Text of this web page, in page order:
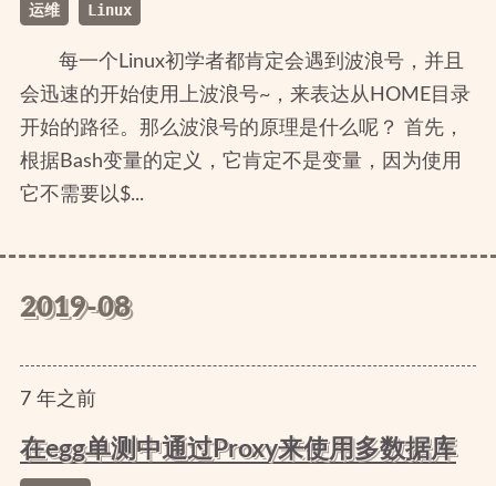
运维 Linux
每一个Linux初学者都肯定会遇到波浪号，并且
会迅速的开始使用上波浪号~，来表达从HOME目录
开始的路径。那么波浪号的原理是什么呢？ 首先，
根据Bash变量的定义，它肯定不是变量，因为使用
它不需要以$...
2019-08
7年之前
在egg单测中通过Proxy来使用多数据库